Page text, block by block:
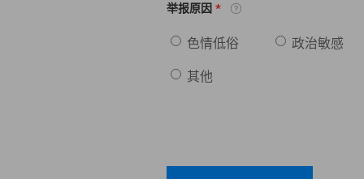
举报原因 *
色情低俗 政治敏感
其他